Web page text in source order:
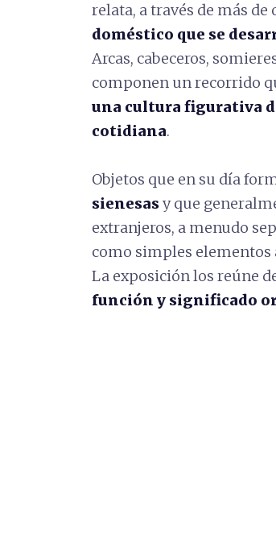
relata, a través de más de
doméstico que se
Arcas, cabeceros,
componen un recorrido
una cultura figurativa
cotidiana.
Objetos que en su día
sienesasy que
extranjeros, a menudo
como simples elementos
La exposición los reúne
función y significado